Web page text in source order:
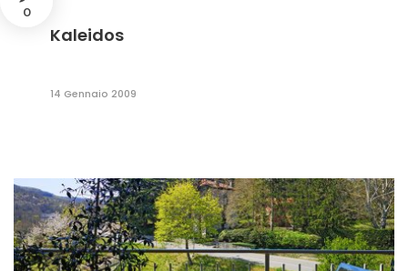
0
Kaleidos
14 Gennaio 2009